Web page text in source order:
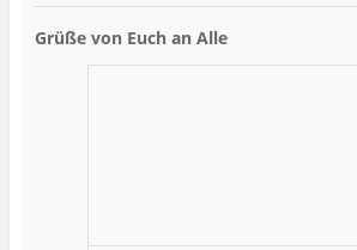
Grüße von Euch an Alle